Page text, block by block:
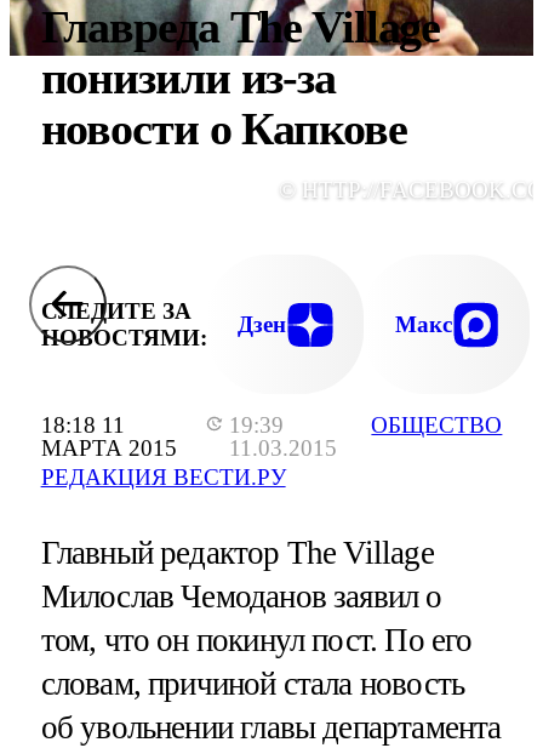
18:18 11
МАРТА 2015
19:39
11.03.2015
РЕДАКЦИЯ ВЕСТИ.РУ
ОБЩЕСТВО
Главреда The Village
понизили из-за
новости о Капкове
© HTTP://
СЛЕДИТЕ ЗА
НОВОСТЯМИ:
Дзен Макс
Главный редактор The Village
Милослав Чемоданов заявил о
том, что он покинул пост. По его
словам, причиной стала новость
об увольнении главы департамента